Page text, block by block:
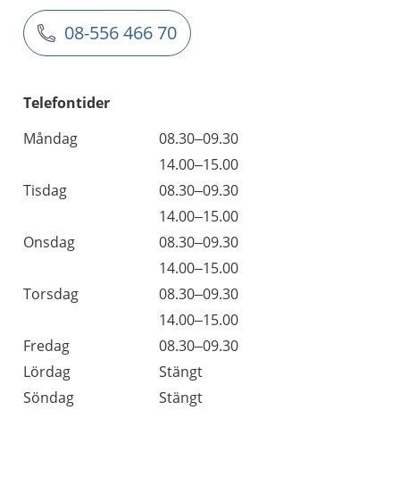
08-556 466 70
Telefontider
Måndag
08.30–09.30
14.00–15.00
Tisdag
08.30–09.30
14.00–15.00
Onsdag
08.30–09.30
14.00–15.00
Torsdag
08.30–09.30
14.00–15.00
Fredag
08.30–09.30
Lördag
Stängt
Söndag
Stängt